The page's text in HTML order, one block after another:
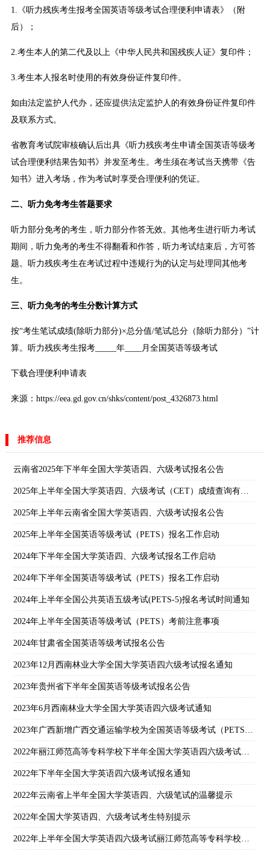
1.《听力残疾考生报考全国英语等级考试合理便利申请表》（附
后）；
2.考生本人的第二代及以上《中华人民共和国残疾人证》复印件；
3.考生本人报名时使用的有效身份证件复印件。
如由法定监护人代办，还应提供法定监护人的有效身份证件复印件
及联系方式。
省教育考试院审核确认后出具《听力残疾考生申请全国英语等级考
试合理便利结果告知书》并发至考生。考生须在考试当天携带《告
知书》进入考场，作为考试时享受合理便利的凭证。
二、听力免考考生答题要求
听力部分免考的考生，听力部分作答无效。其他考生进行听力考试
期间，听力免考的考生不得翻看和作答，听力考试结束后，方可答
题。听力残疾考生在考试过程中违规行为的认定与处理同其他考
生。
三、听力免考的考生分数计算方式
按“考生笔试成绩(除听力部分)×总分值/笔试总分（除听力部分）”计
算。听力残疾考生报考_____年____月全国英语等级考试
下载合理便利申请表
来源：https://eea.gd.gov.cn/shks/content/post_4326873.html
推荐信息
云南省2025年下半年全国大学英语四、六级考试报名公告
2025年上半年全国大学英语四、六级考试（CET）成绩查询有关安排
2025年上半年云南省全国大学英语四、六级考试报名公告
2025年上半年全国英语等级考试（PETS）报名工作启动
2024年下半年全国大学英语四、六级考试报名工作启动
2024年下半年全国英语等级考试（PETS）报名工作启动
2024年上半年全国公共英语五级考试(PETS-5)报名考试时间通知
2024年上半年全国英语等级考试（PETS）考前注意事项
2024年甘肃省全国英语等级考试报名公告
2023年12月西南林业大学全国大学英语四六级考试报名通知
2023年贵州省下半年全国英语等级考试报名公告
2023年6月西南林业大学全国大学英语四六级考试通知
2023年广西新增广西交通运输学校为全国英语等级考试（PETS）考点
2022年丽江师范高等专科学校下半年全国大学英语四六级考试报名公告
2022年下半年全国大学英语四六级考试报名通知
2022年云南省上半年全国大学英语四、六级笔试的温馨提示
2022年全国大学英语四、六级考试考生特别提示
2022年上半年全国大学英语四六级考试丽江师范高等专科学校考点考生须知